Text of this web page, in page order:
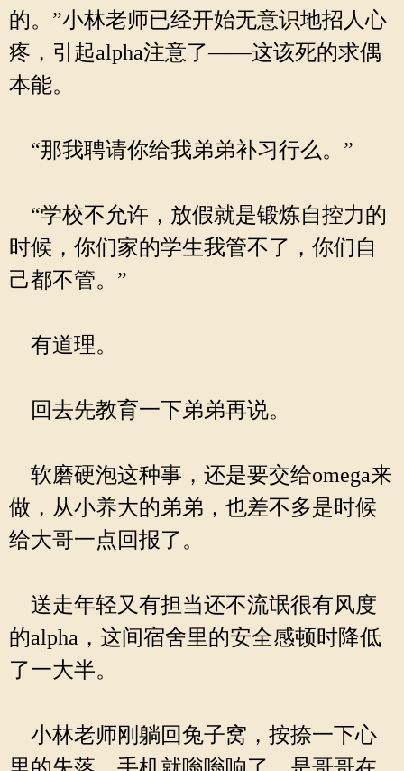
的。”小林老师已经开始无意识地招人心
疼，引起alpha注意了——这该死的求偶
本能。
“那我聘请你给我弟弟补习行么。”
“学校不允许，放假就是锻炼自控力的
时候，你们家的学生我管不了，你们自
己都不管。”
有道理。
回去先教育一下弟弟再说。
软磨硬泡这种事，还是要交给omega来
做，从小养大的弟弟，也差不多是时候
给大哥一点回报了。
送走年轻又有担当还不流氓很有风度
的alpha，这间宿舍里的安全感顿时降低
了一大半。
小林老师刚躺回兔子窝，按捺一下心